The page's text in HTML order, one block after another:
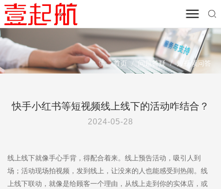
首页 / 问题答疑 / 短视频问答
快手小红书等短视频线上线下的活动咋结合？
2024-05-28
线上线下就像手心手背，得配合着来。线上预告活动，吸引人到
场；活动现场拍视频，发到线上，让没来的人也能感受到热闹。线
上线下联动，就像是给顾客一个理由，从线上走到你的实体店，或